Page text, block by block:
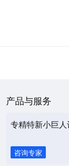
产品与服务
专精特新小巨
咨询专家